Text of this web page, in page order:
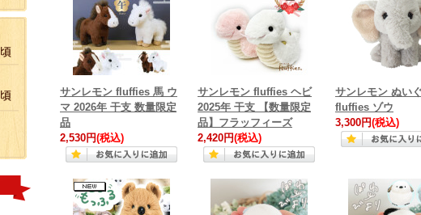
サンレモン fluffies 馬 ウ
マ 2026年 干支 数量限定
品
2,530円(税込)
サンレモン fluffies ヘビ
2025年 干支 【数量限定
品】フラッフィーズ
2,420円(税込)
サンレモン ぬい
fluffies ゾウ
3,300円(税込)